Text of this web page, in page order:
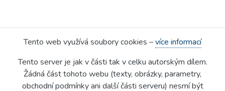
Tento web využívá soubory cookies –více informací
Tento server je jak v části tak v celku autorským dílem.
Žádná část tohoto webu (texty, obrázky, parametry,
obchodní podmínky ani další části serveru) nesmí být